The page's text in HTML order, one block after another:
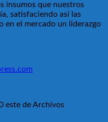
insumos que nuestros
satisfaciendo así las
en el mercado un liderazgo
este de Archivos